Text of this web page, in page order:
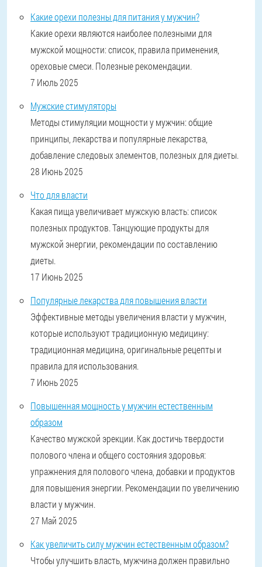
Какие орехи полезны для питания у мужчин?
Какие орехи являются наиболее полезными для
мужской мощности: список, правила применения,
ореховые смеси. Полезные рекомендации.
7 Июль 2025
Мужские стимуляторы
Методы стимуляции мощности у мужчин: общие
принципы, лекарства и популярные лекарства,
добавление следовых элементов, полезных для диеты.
28 Июнь 2025
Что для власти
Какая пища увеличивает мужскую власть: список
полезных продуктов. Танцующие продукты для
мужской энергии, рекомендации по составлению
диеты.
17 Июнь 2025
Популярные лекарства для повышения власти
Эффективные методы увеличения власти у мужчин,
которые используют традиционную медицину:
традиционная медицина, оригинальные рецепты и
правила для использования.
7 Июнь 2025
Повышенная мощность у мужчин естественным
образом
Качество мужской эрекции. Как достичь твердости
полового члена и общего состояния здоровья:
упражнения для полового члена, добавки и продуктов
для повышения энергии. Рекомендации по увеличению
власти у мужчин.
27 Май 2025
Как увеличить силу мужчин естественным образом?
Чтобы улучшить власть, мужчина должен правильно